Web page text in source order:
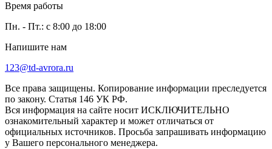
Время работы
Пн. - Пт.: с 8:00 до 18:00
Напишите нам
123@td-avrora.ru
Все права защищены. Копирование информации преследуется
по закону. Статья 146 УК РФ.
Вся информация на сайте носит ИСКЛЮЧИТЕЛЬНО
ознакомительный характер и может отличаться от
официальных источников. Просьба запрашивать информацию
у Вашего персонального менеджера.